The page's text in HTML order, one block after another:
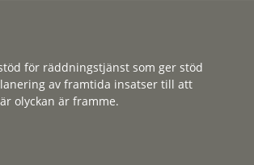
för räddningstjänst som ger stöd
av framtida insatser till att
olyckan är framme.